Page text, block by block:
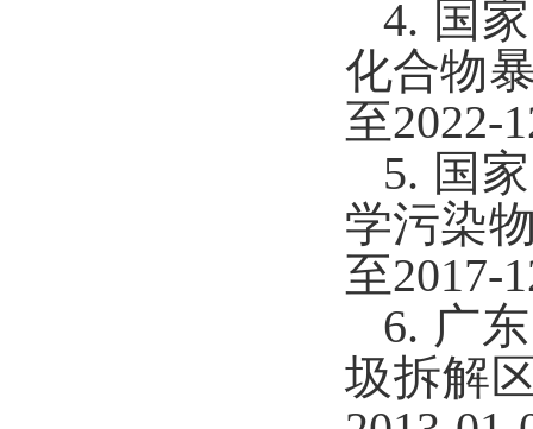
4. 国
化合物
至2022-
5. 国
学污染
至2017-
6. 广
圾拆解